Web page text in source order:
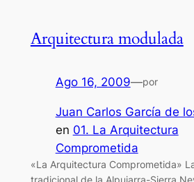
Arquitectura modulada
Ago 16, 2009—por
Juan Carlos García de
en 01. La Arquitectura
Comprometida
«La Arquitectura Comprometida»
tradicional de la Alpujarra-Sierra